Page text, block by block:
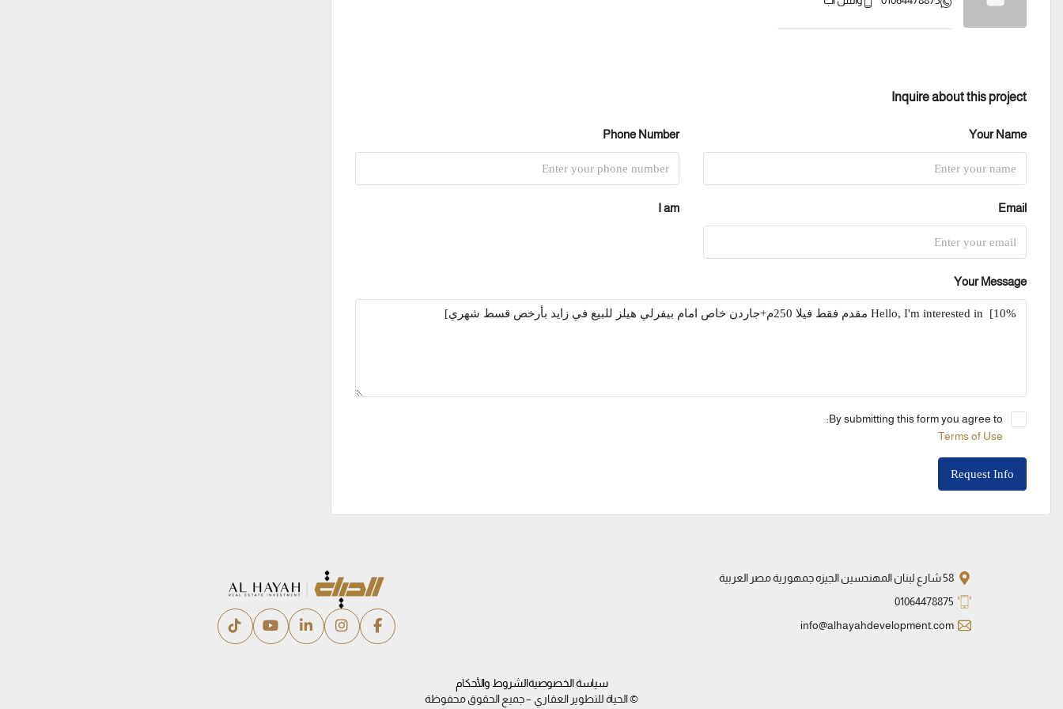
Inquire about this project
Your Name
Phone Number
Email
I am
Your Message
By submitting this form you agree to:
Terms of Use
Request Info
58 شارع لبنان المهندسين الجيزه جمهورية مصر العربية
01064478875
info@alhayahdevelopment.com
سياسة الخصوصيةالشروط والأحكام
© الحياة للتطوير العقاري – جميع الحقوق محفوظة